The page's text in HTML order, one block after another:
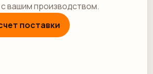
вашим производством.
поставки